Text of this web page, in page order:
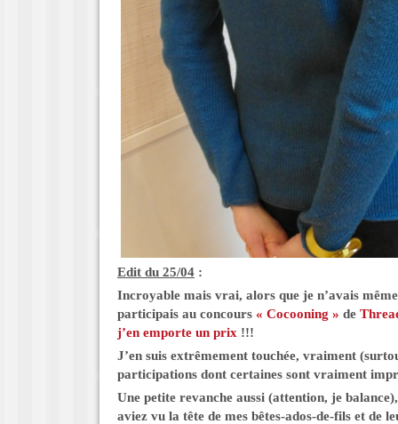
Edit du 25/04 :
Incroyable mais vrai, alors que je n’avais
participais au concours « Cocooning » de
j’en emporte un prix !!!
J’en suis extrêmement touchée, vraiment
participations dont certaines sont vraiment
Une petite revanche aussi (attention, je
aviez vu la tête de mes bêtes-ados-de-fils et de